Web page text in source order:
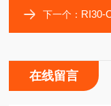
下一个： RI30-O/
在线留言